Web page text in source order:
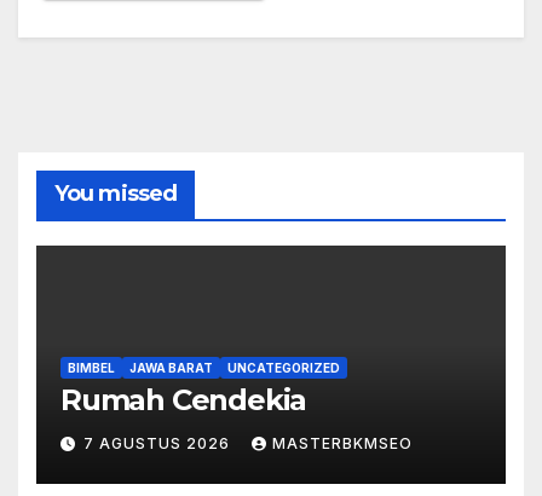
You missed
BIMBEL JAWA BARAT UNCATEGORIZED
Rumah Cendekia
7 AGUSTUS 2026 MASTERBKMSEO